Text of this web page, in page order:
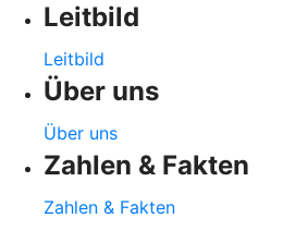
Leitbild
Leitbild
Über uns
Über uns
Zahlen & Fakten
Zahlen & Fakten